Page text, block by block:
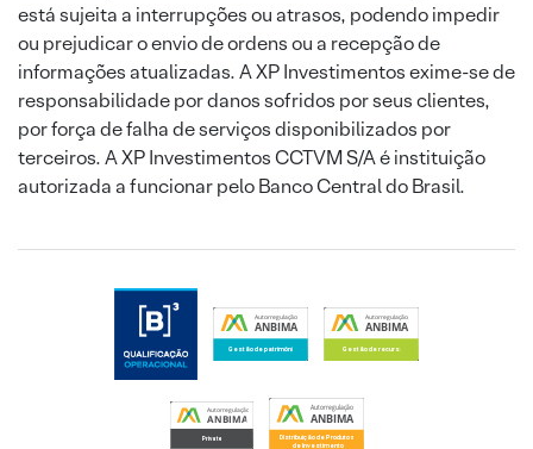
está sujeita a interrupções ou atrasos, podendo impedir
ou prejudicar o envio de ordens ou a recepção de
informações atualizadas. A XP Investimentos exime-se de
responsabilidade por danos sofridos por seus clientes,
por força de falha de serviços disponibilizados por
terceiros. A XP Investimentos CCTVM S/A é instituição
autorizada a funcionar pelo Banco Central do Brasil.